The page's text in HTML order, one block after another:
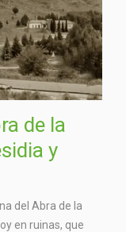
de la
y
del Abra de la
en ruinas, que